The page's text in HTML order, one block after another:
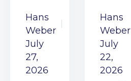
Hans
Weber
July
27,
2026
Hans
Weber
July
22,
2026